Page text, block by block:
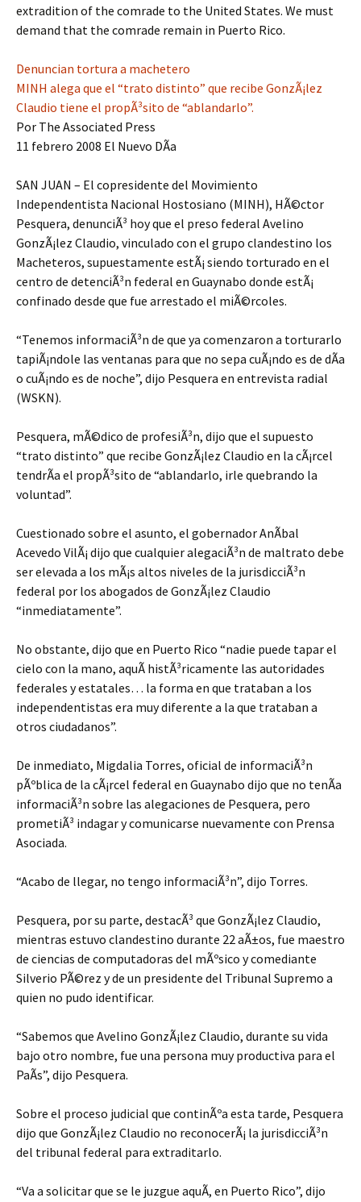
extradition of the comrade to the United States. We must
demand that the comrade remain in Puerto Rico.
Denuncian tortura a machetero
MINH alega que el “trato distinto” que recibe GonzÃ¡lez
Claudio tiene el propÃ³sito de “ablandarlo”.
Por The Associated Press
11 febrero 2008 El Nuevo DÃ­a
SAN JUAN – El copresidente del Movimiento
Independentista Nacional Hostosiano (MINH), HÃ©ctor
Pesquera, denunciÃ³ hoy que el preso federal Avelino
GonzÃ¡lez Claudio, vinculado con el grupo clandestino los
Macheteros, supuestamente estÃ¡ siendo torturado en el
centro de detenciÃ³n federal en Guaynabo donde estÃ¡
confinado desde que fue arrestado el miÃ©rcoles.
“Tenemos informaciÃ³n de que ya comenzaron a torturarlo
tapiÃ¡ndole las ventanas para que no sepa cuÃ¡ndo es de dÃ­a
o cuÃ¡ndo es de noche”, dijo Pesquera en entrevista radial
(WSKN).
Pesquera, mÃ©dico de profesiÃ³n, dijo que el supuesto
“trato distinto” que recibe GonzÃ¡lez Claudio en la cÃ¡rcel
tendrÃ­a el propÃ³sito de “ablandarlo, irle quebrando la
voluntad”.
Cuestionado sobre el asunto, el gobernador AnÃ­bal
Acevedo VilÃ¡ dijo que cualquier alegaciÃ³n de maltrato debe
ser elevada a los mÃ¡s altos niveles de la jurisdicciÃ³n
federal por los abogados de GonzÃ¡lez Claudio
“inmediatamente”.
No obstante, dijo que en Puerto Rico “nadie puede tapar el
cielo con la mano, aquÃ histÃ³ricamente las autoridades
federales y estatales… la forma en que trataban a los
independentistas era muy diferente a la que trataban a
otros ciudadanos”.
De inmediato, Migdalia Torres, oficial de informaciÃ³n
pÃºblica de la cÃ¡rcel federal en Guaynabo dijo que no tenÃ­a
informaciÃ³n sobre las alegaciones de Pesquera, pero
prometiÃ³ indagar y comunicarse nuevamente con Prensa
Asociada.
“Acabo de llegar, no tengo informaciÃ³n”, dijo Torres.
Pesquera, por su parte, destacÃ³ que GonzÃ¡lez Claudio,
mientras estuvo clandestino durante 22 aÃ±os, fue maestro
de ciencias de computadoras del mÃºsico y comediante
Silverio PÃ©rez y de un presidente del Tribunal Supremo a
quien no pudo identificar.
“Sabemos que Avelino GonzÃ¡lez Claudio, durante su vida
bajo otro nombre, fue una persona muy productiva para el
PaÃ­s”, dijo Pesquera.
Sobre el proceso judicial que continÃºa esta tarde, Pesquera
dijo que GonzÃ¡lez Claudio no reconocerÃ¡ la jurisdicciÃ³n
del tribunal federal para extraditarlo.
“Va a solicitar que se le juzgue aquÃ­, en Puerto Rico”, dijo